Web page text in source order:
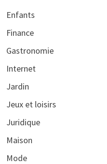
Enfants
Finance
Gastronomie
Internet
Jardin
Jeux et loisirs
Juridique
Maison
Mode